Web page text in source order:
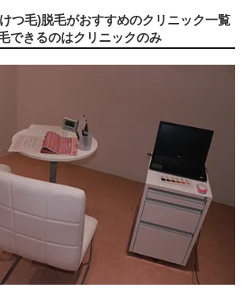
つ毛)脱毛がおすすめのクリニック一覧
できるのはクリニックのみ